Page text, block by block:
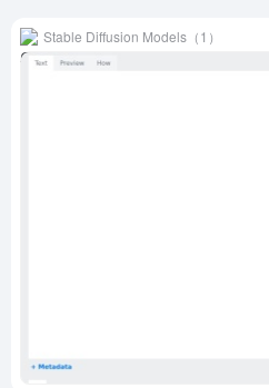
Stable Diffusion Models（1）